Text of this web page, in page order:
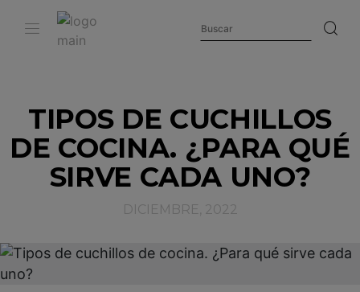
TIPOS DE CUCHILLOS
DE COCINA. ¿PARA QUÉ
SIRVE CADA UNO?
DICIEMBRE, 2022